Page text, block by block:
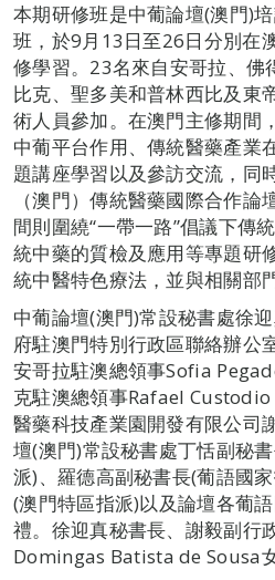
本期研修班是中葡論壇(澳門)
班，於9月13日至26日分別在
修學習。23名來自安哥拉、佛
比克、聖多美和普林西比及東
術人員參加。在澳門主修期間
中葡平台作用、傳統醫藥產業
題講座學習以及參訪交流，同
（澳門）傳統醫藥國際合作論
間則圍繞“一帶一路”倡議下傳
統中藥的質檢及應用等專題研
統中醫特色療法，並與相關部
中葡論壇(澳門)常設秘書處徐
府駐澳門特別行政區聯絡辦公
安哥拉駐澳總領事Sofia
克駐澳總領事Rafael
醫藥科技產業園開發有限公司
壇(澳門)常設秘書處丁恬副秘
派)、羅德高副秘書長(葡語國
(澳門特區指派)以及論壇各葡
禮。徐迎真秘書長、謝毅副行
Domingas Batista de Sousa女